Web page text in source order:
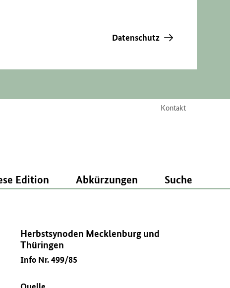
Datenschutz
Kontakt
Edition Abkürzungen Suche
Herbstsynoden Mecklenburg und
Thüringen
Info Nr. 499/85